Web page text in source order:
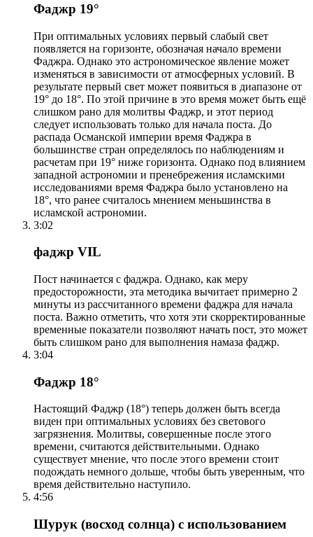
Фаджр 19°
При оптимальных условиях первый слабый свет
появляется на горизонте, обозначая начало времени
Фаджра. Однако это астрономическое явление может
изменяться в зависимости от атмосферных условий. В
результате первый свет может появиться в диапазоне от
19° до 18°. По этой причине в это время может быть ещё
слишком рано для молитвы Фаджр, и этот период
следует использовать только для начала поста. До
распада Османской империи время Фаджра в
большинстве стран определялось по наблюдениям и
расчетам при 19° ниже горизонта. Однако под влиянием
западной астрономии и пренебрежения исламскими
исследованиями время Фаджра было установлено на
18°, что ранее считалось мнением меньшинства в
исламской астрономии.
3:02
фаджр VIL
Пост начинается с фаджра. Однако, как меру
предосторожности, эта методика вычитает примерно 2
минуты из рассчитанного времени фаджра для начала
поста. Важно отметить, что хотя эти скорректированные
временные показатели позволяют начать пост, это может
быть слишком рано для выполнения намаза фаджр.
3:04
Фаджр 18°
Настоящий Фаджр (18°) теперь должен быть всегда
виден при оптимальных условиях без светового
загрязнения. Молитвы, совершенные после этого
времени, считаются действительными. Однако
существует мнение, что после этого времени стоит
подождать немного дольше, чтобы быть уверенным, что
время действительно наступило.
4:56
Шурук (восход солнца) с использованием